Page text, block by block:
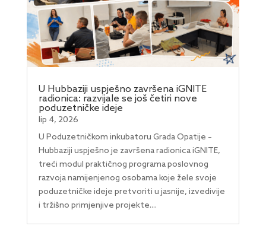
U Hubbaziji uspješno završena iGNITE
radionica: razvijale se još četiri nove
poduzetničke ideje
lip 4, 2026
U Poduzetničkom inkubatoru Grada Opatije –
Hubbaziji uspješno je završena radionica iGNITE,
treći modul praktičnog programa poslovnog
razvoja namijenjenog osobama koje žele svoje
poduzetničke ideje pretvoriti u jasnije, izvedivije
i tržišno primjenjive projekte....